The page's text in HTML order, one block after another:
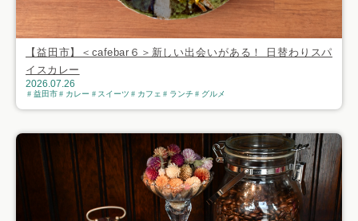
【益田市】＜cafebar６＞新しい出会いがある！ 日替わりスパ
イスカレー
2026.07.26
益田市 カレー スイーツ カフェ ランチ グルメ